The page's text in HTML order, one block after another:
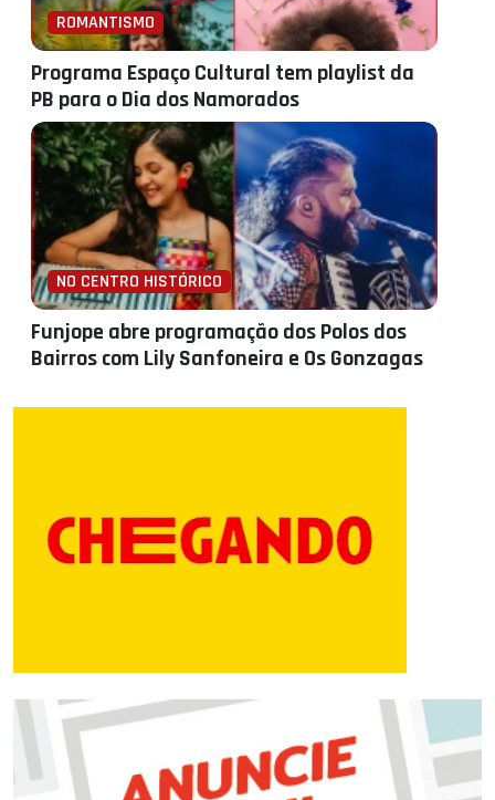
ROMANTISMO
Programa Espaço Cultural tem playlist da
PB para o Dia dos Namorados
NO CENTRO HISTÓRICO
Funjope abre programação dos Polos dos
Bairros com Lily Sanfoneira e Os Gonzagas